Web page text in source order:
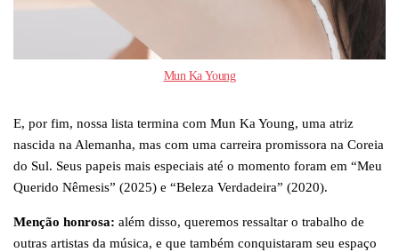
Mun Ka Young
E, por fim, nossa lista termina com Mun Ka Young, uma atriz
nascida na Alemanha, mas com uma carreira promissora na Coreia
do Sul. Seus papeis mais especiais até o momento foram em “Meu
Querido Nêmesis” (2025) e “Beleza Verdadeira” (2020).
Menção honrosa: além disso, queremos ressaltar o trabalho de
outras artistas da música, e que também conquistaram seu espaço